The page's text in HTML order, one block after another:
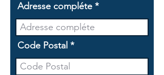
Adresse compléte
Code Postal